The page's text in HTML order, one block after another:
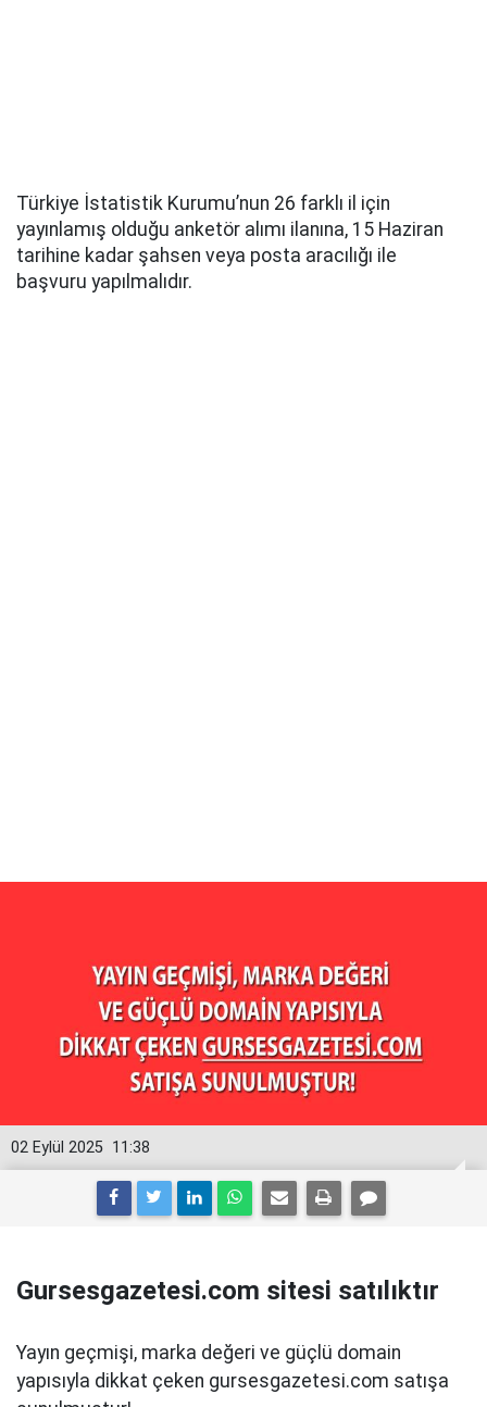
Türkiye İstatistik Kurumu’nun 26 farklı il için
yayınlamış olduğu anketör alımı ilanına, 15 Haziran
tarihine kadar şahsen veya posta aracılığı ile
başvuru yapılmalıdır.
11:38
02 Eylül 2025
Gursesgazetesi.com sitesi satılıktır
Yayın geçmişi, marka değeri ve güçlü domain
yapısıyla dikkat çeken gursesgazetesi.com satışa